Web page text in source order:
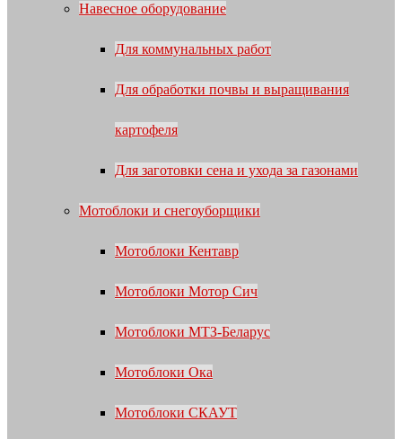
Навесное оборудование
Для коммунальных работ
Для обработки почвы и выращивания
картофеля
Для заготовки сена и ухода за газонами
Мотоблоки и снегоуборщики
Мотоблоки Кентавр
Мотоблоки Мотор Сич
Мотоблоки МТЗ-Беларус
Мотоблоки Ока
Мотоблоки СКАУТ